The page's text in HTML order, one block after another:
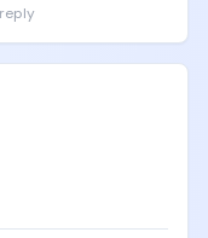
会把整个聊天记录